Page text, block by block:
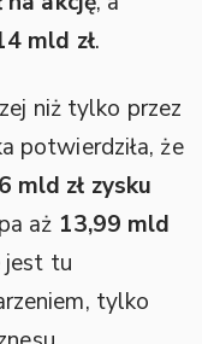
mld zł.
niż tylko przez
potwierdziła, że
mld zł zysku
aż 13,99 mld
jest tu
tylko